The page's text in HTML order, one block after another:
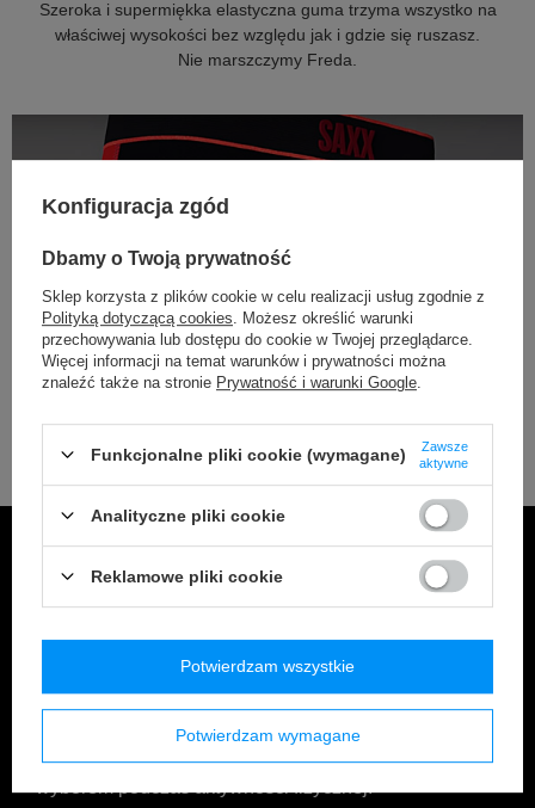
Szeroka i supermiękka elastyczna guma trzyma wszystko na
właściwej wysokości bez względu jak i gdzie się ruszasz.
Nie marszczymy Freda.
COMPRESSION FIT
Bokserki o kroju Compression Fit to perfekcyjne
dopasowanie do ciała, gwarantujące idealną
zgodność podczas intensywnego treningu. Ich ścisły
krój zapewnia nie tylko doskonałe dopasowanie, ale
także swobodę ruchów, co sprawia, że są idealnym
Konfiguracja zgód
Dbamy o Twoją prywatność
Sklep korzysta z plików cookie w celu realizacji usług zgodnie z
Polityką dotyczącą cookies . Możesz określić warunki
przechowywania lub dostępu do cookie w Twojej przeglądarce.
Więcej informacji na temat warunków i prywatności można
znaleźć także na stronie Prywatność i warunki Google
Funkcjonalne pliki cookie (wymagane)
Zawsze
aktywne
Analityczne pliki cookie
Reklamowe pliki cookie
Potwierdzam wymagane
Potwierdzam wszystkie